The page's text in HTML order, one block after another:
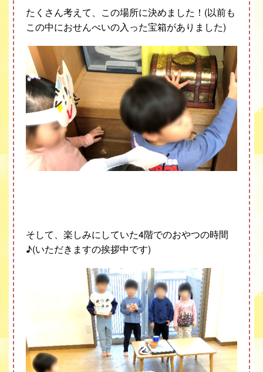
たくさん考えて、この場所に決めました！ (以前も
この中におせんべいの入った宝箱がありました)
そして、楽しみにしていた4階でのおやつの時間
♪(いただきますの挨拶中です)